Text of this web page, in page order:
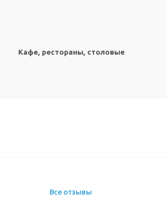
Кафе, рестораны, столовые
Все отзывы